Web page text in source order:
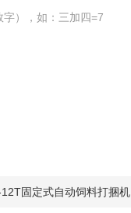
），如：三加四=7
12T固定式自动饲料打捆机